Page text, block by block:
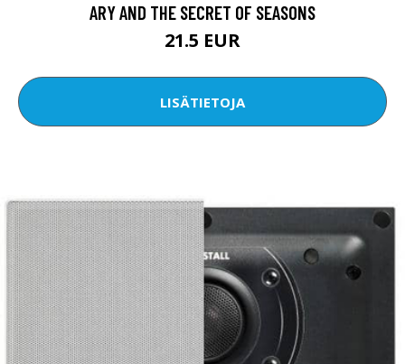
ARY AND THE SECRET OF SEASONS
21.5 EUR
LISÄTIETOJA